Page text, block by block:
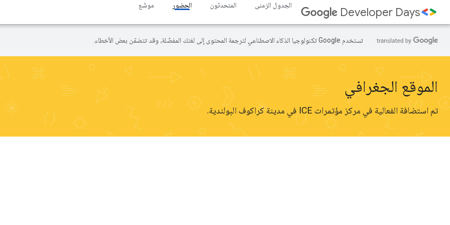
Developer Days
الجدول الزمني المتحدثون الحضور موسَّع
تستخدم Google تكنولوجيا الذكاء الاصطناعي لترجمة المحتوى إلى لغتك المفضّلة، وقد تتضمّن بعض الأخطاء.
الموقع الجغرافي
تم استضافة الفعالية في مركز مؤتمرات ICE في مدينة كراكوف البولندية.